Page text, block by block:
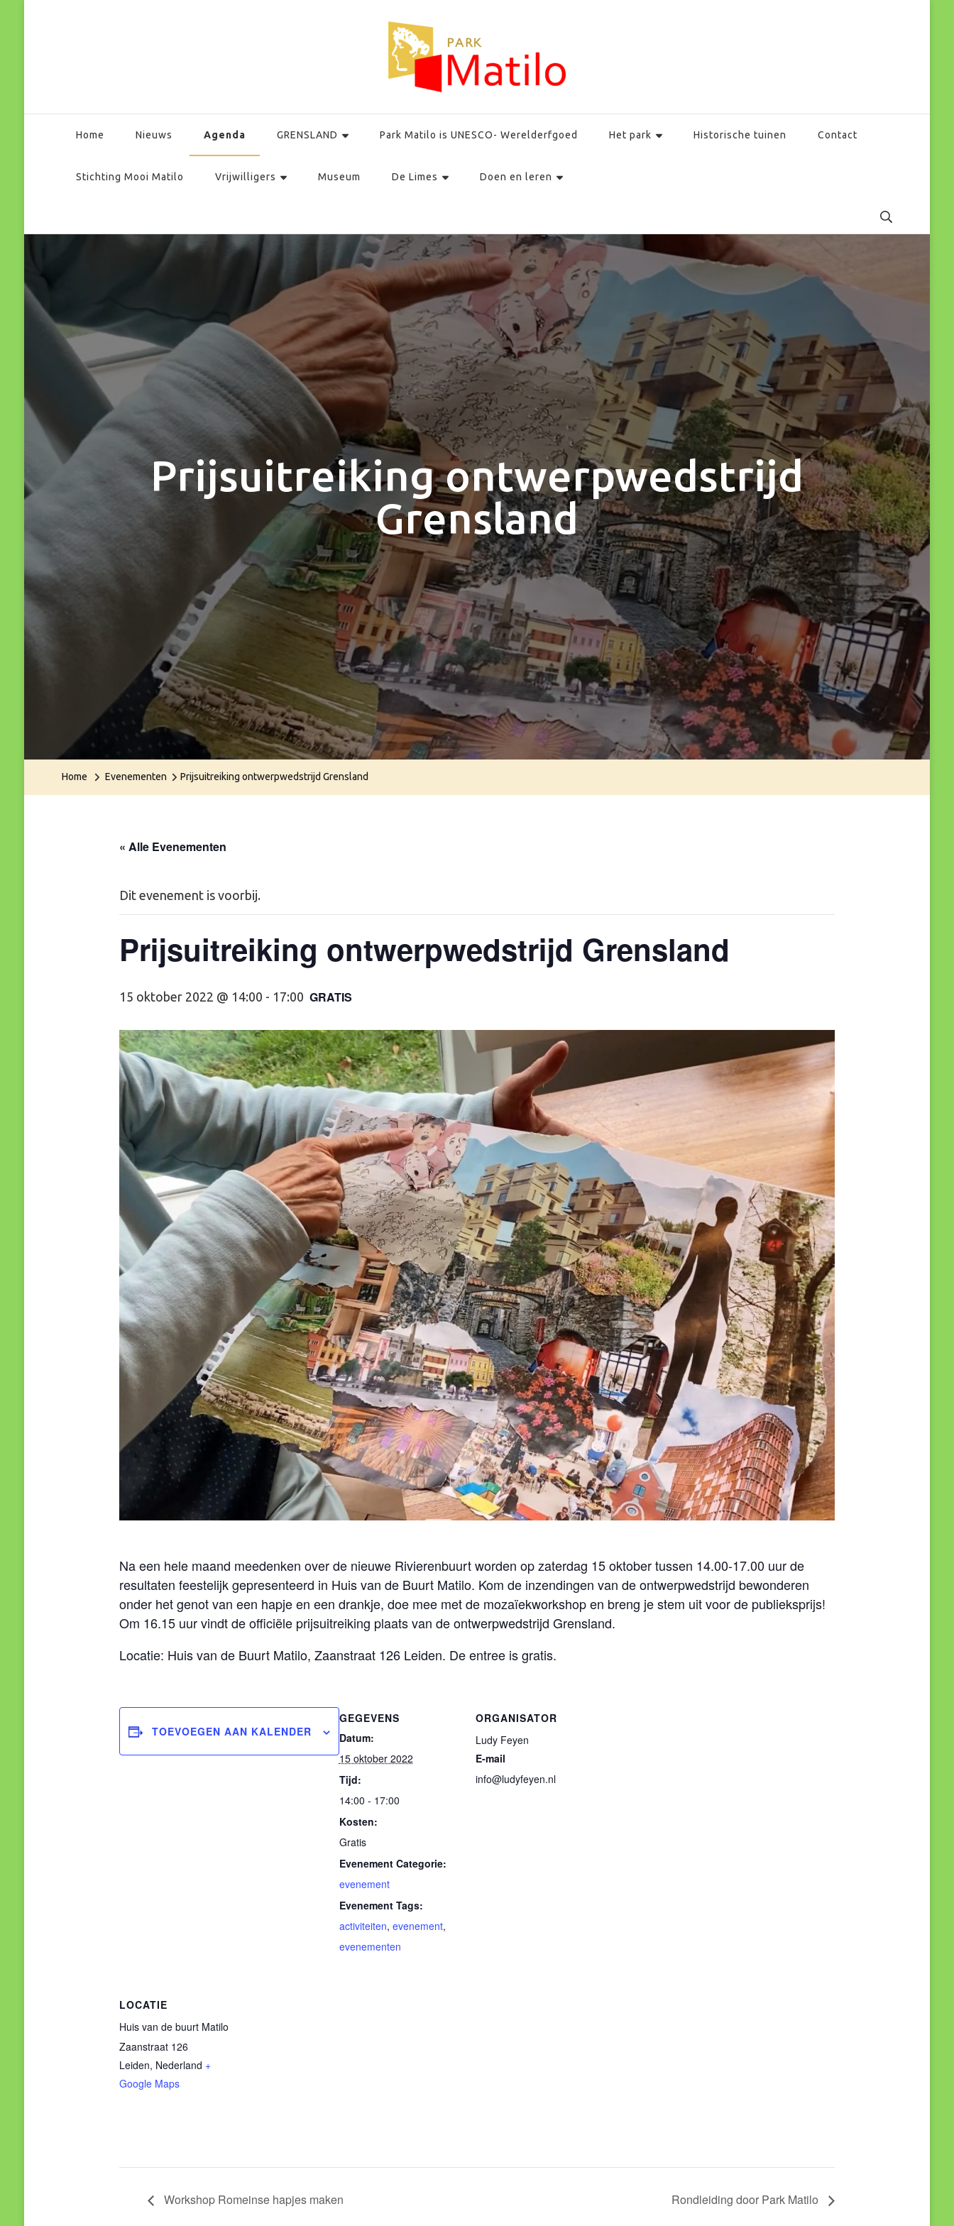
Home Nieuws Agenda GRENSLAND Park Matilo is UNESCO- Werelderfgoed Het park Historische tuinen Contact
Stichting Mooi Matilo Vrijwilligers Museum De Limes Doen en leren
Prijsuitreiking ontwerpwedstrijd
Grensland
Home Evenementen Prijsuitreiking ontwerpwedstrijd Grensland
« Alle Evenementen
Dit evenement is voorbij.
Prijsuitreiking ontwerpwedstrijd Grensland
15 oktober 2022 @ 14:00 - 17:00 GRATIS
Na een hele maand meedenken over de nieuwe Rivierenbuurt worden op zaterdag 15 oktober tussen 14.00-17.00 uur de
resultaten feestelijk gepresenteerd in Huis van de Buurt Matilo. Kom de inzendingen van de ontwerpwedstrijd bewonderen
onder het genot van een hapje en een drankje, doe mee met de mozaïekworkshop en breng je stem uit voor de publieksprijs!
Om 16.15 uur vindt de officiële prijsuitreiking plaats van de ontwerpwedstrijd Grensland.
Locatie: Huis van de Buurt Matilo, Zaanstraat 126 Leiden. De entree is gratis.
TOEVOEGEN AAN KALENDER
GEGEVENS
Datum:
15 oktober 2022
Tijd:
14:00 - 17:00
Kosten:
Gratis
Evenement Categorie:
evenement
Evenement Tags:
activiteiten, evenement,
evenementen
ORGANISATOR
Ludy Feyen
E-mail
info@ludyfeyen.nl
LOCATIE
Huis van de buurt Matilo
Zaanstraat 126
Leiden, Nederland +
Google Maps
Workshop Romeinse hapjes maken Rondleiding door Park Matilo